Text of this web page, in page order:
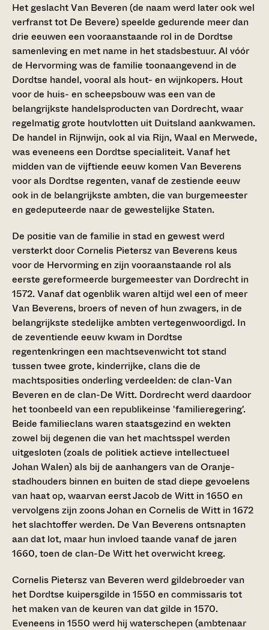
Het geslacht Van Beveren (de naam werd later ook wel
verfranst tot De Bevere) speelde gedurende meer dan
drie eeuwen een vooraanstaande rol in de Dordtse
samenleving en met name in het stadsbestuur. Al vóór
de Hervorming was de familie toonaangevend in de
Dordtse handel, vooral als hout- en wijnkopers. Hout
voor de huis- en scheepsbouw was een van de
belangrijkste handelsproducten van Dordrecht, waar
regelmatig grote houtvlotten uit Duitsland aankwamen.
De handel in Rijnwijn, ook al via Rijn, Waal en Merwede,
was eveneens een Dordtse specialiteit. Vanaf het
midden van de vijftiende eeuw komen Van Beverens
voor als Dordtse regenten, vanaf de zestiende eeuw
ook in de belangrijkste ambten, die van burgemeester
en gedeputeerde naar de gewestelijke Staten.
De positie van de familie in stad en gewest werd
versterkt door Cornelis Pietersz van Beverens keus
voor de Hervorming en zijn vooraanstaande rol als
eerste gereformeerde burgemeester van Dordrecht in
1572. Vanaf dat ogenblik waren altijd wel een of meer
Van Beverens, broers of neven of hun zwagers, in de
belangrijkste stedelijke ambten vertegenwoordigd. In
de zeventiende eeuw kwam in Dordtse
regentenkringen een machtsevenwicht tot stand
tussen twee grote, kinderrijke, clans die de
machtsposities onderling verdeelden: de clan-Van
Beveren en de clan-De Witt. Dordrecht werd daardoor
het toonbeeld van een republikeinse 'familieregering'.
Beide familieclans waren staatsgezind en wekten
zowel bij degenen die van het machtsspel werden
uitgesloten (zoals de politiek actieve intellectueel
Johan Walen) als bij de aanhangers van de Oranje-
stadhouders binnen en buiten de stad diepe gevoelens
van haat op, waarvan eerst Jacob de Witt in 1650 en
vervolgens zijn zoons Johan en Cornelis de Witt in 1672
het slachtoffer werden. De Van Beverens ontsnapten
aan dat lot, maar hun invloed taande vanaf de jaren
1660, toen de clan-De Witt het overwicht kreeg.
Cornelis Pietersz van Beveren werd gildebroeder van
het Dordtse kuipersgilde in 1550 en commissaris tot
het maken van de keuren van dat gilde in 1570.
Eveneens in 1550 werd hij waterschepen (ambtenaar